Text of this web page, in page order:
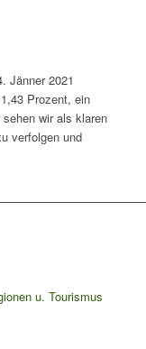
Jänner 2021
Prozent, ein
wir als klaren
verfolgen und
u. Tourismus